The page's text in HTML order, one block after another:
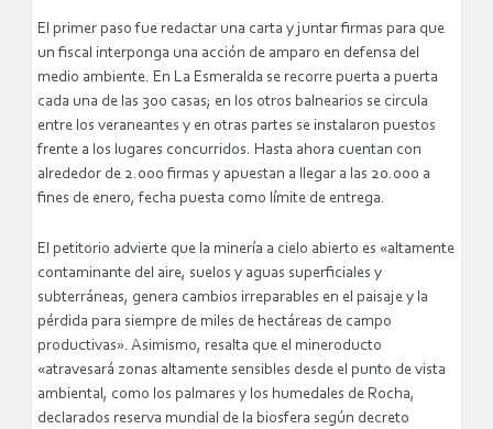
El primer paso fue redactar una carta y juntar firmas para que
un fiscal interponga una acción de amparo en defensa del
medio ambiente. En La Esmeralda se recorre puerta a puerta
cada una de las 300 casas; en los otros balnearios se circula
entre los veraneantes y en otras partes se instalaron puestos
frente a los lugares concurridos. Hasta ahora cuentan con
alrededor de 2.000 firmas y apuestan a llegar a las 20.000 a
fines de enero, fecha puesta como límite de entrega.
El petitorio advierte que la minería a cielo abierto es «altamente
contaminante del aire, suelos y aguas superficiales y
subterráneas, genera cambios irreparables en el paisaje y la
pérdida para siempre de miles de hectáreas de campo
productivas». Asimismo, resalta que el mineroducto
«atravesará zonas altamente sensibles desde el punto de vista
ambiental, como los palmares y los humedales de Rocha,
declarados reserva mundial de la biosfera según decreto